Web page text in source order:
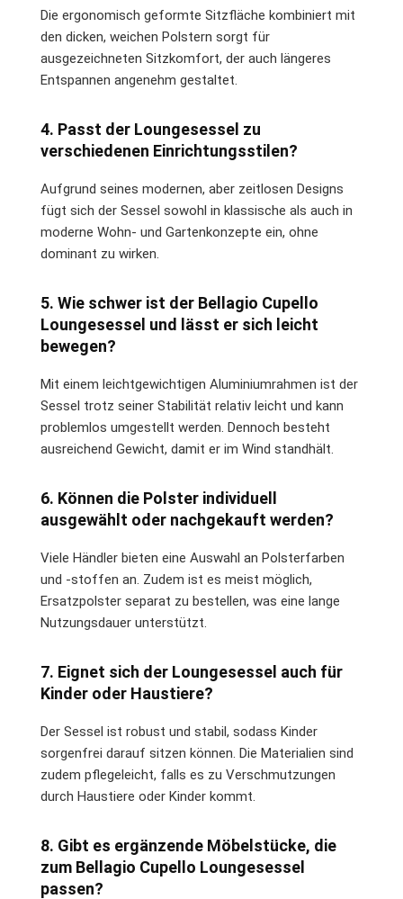
Die ergonomisch geformte Sitzfläche kombiniert mit
den dicken, weichen Polstern sorgt für
ausgezeichneten Sitzkomfort, der auch längeres
Entspannen angenehm gestaltet.
4. Passt der Loungesessel zu
verschiedenen Einrichtungsstilen?
Aufgrund seines modernen, aber zeitlosen Designs
fügt sich der Sessel sowohl in klassische als auch in
moderne Wohn- und Gartenkonzepte ein, ohne
dominant zu wirken.
5. Wie schwer ist der Bellagio Cupello
Loungesessel und lässt er sich leicht
bewegen?
Mit einem leichtgewichtigen Aluminiumrahmen ist der
Sessel trotz seiner Stabilität relativ leicht und kann
problemlos umgestellt werden. Dennoch besteht
ausreichend Gewicht, damit er im Wind standhält.
6. Können die Polster individuell
ausgewählt oder nachgekauft werden?
Viele Händler bieten eine Auswahl an Polsterfarben
und -stoffen an. Zudem ist es meist möglich,
Ersatzpolster separat zu bestellen, was eine lange
Nutzungsdauer unterstützt.
7. Eignet sich der Loungesessel auch für
Kinder oder Haustiere?
Der Sessel ist robust und stabil, sodass Kinder
sorgenfrei darauf sitzen können. Die Materialien sind
zudem pflegeleicht, falls es zu Verschmutzungen
durch Haustiere oder Kinder kommt.
8. Gibt es ergänzende Möbelstücke, die
zum Bellagio Cupello Loungesessel
passen?